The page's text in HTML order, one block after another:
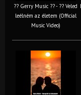
?? Gerry Music ?? - ?? Veled
leélném az életem (Official
Music Video)